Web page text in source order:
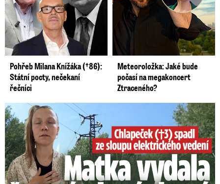
Pohřeb Milana Knížáka (†86):
Státní pocty, nečekaní
řečníci
Meteoroložka: Jaké bude
počasí na megakoncert
Ztraceného?
Smrtelný pád chlapce: Matka vydala vyjádření na 16 stran